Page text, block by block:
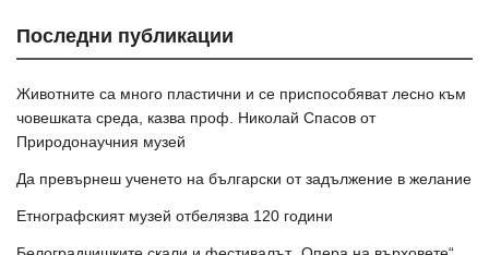
Последни публикации
Животните са много пластични и се приспособяват лесно към
човешката среда, казва проф. Николай Спасов от
Природонаучния музей
Да превърнеш ученето на български от задължение в желание
Етнографският музей отбелязва 120 години